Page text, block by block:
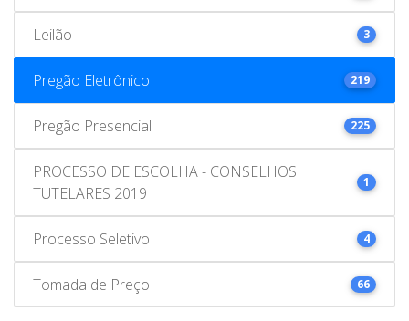
Leilão 3
Pregão Eletrônico 219
Pregão Presencial 225
PROCESSO DE ESCOLHA - CONSELHOS
TUTELARES 2019
1
Processo Seletivo 4
Tomada de Preço 66